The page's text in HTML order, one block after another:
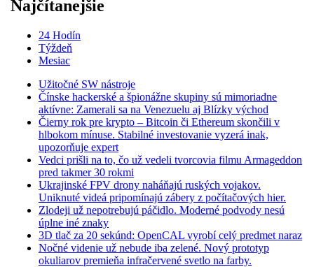
Najčítanejšie
24 Hodín
Týždeň
Mesiac
Užitočné SW nástroje
Čínske hackerské a špionážne skupiny sú mimoriadne
aktívne: Zamerali sa na Venezuelu aj Blízky východ
Čierny rok pre krypto – Bitcoin či Ethereum skončili v
hlbokom mínuse. Stabilné investovanie vyzerá inak,
upozorňuje expert
Vedci prišli na to, čo už vedeli tvorcovia filmu Armageddon
pred takmer 30 rokmi
Ukrajinské FPV drony naháňajú ruských vojakov.
Uniknuté videá pripomínajú zábery z počítačových hier.
Zlodeji už nepotrebujú páčidlo. Moderné podvody nesú
úplne iné znaky
3D tlač za 20 sekúnd: OpenCAL vyrobí celý predmet naraz
Nočné videnie už nebude iba zelené. Nový prototyp
okuliarov premieňa infračervené svetlo na farby.